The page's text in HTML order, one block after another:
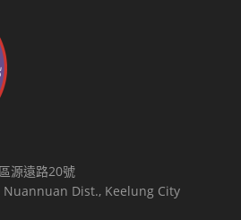
源遠路20號
Nuannuan Dist., Keelung City